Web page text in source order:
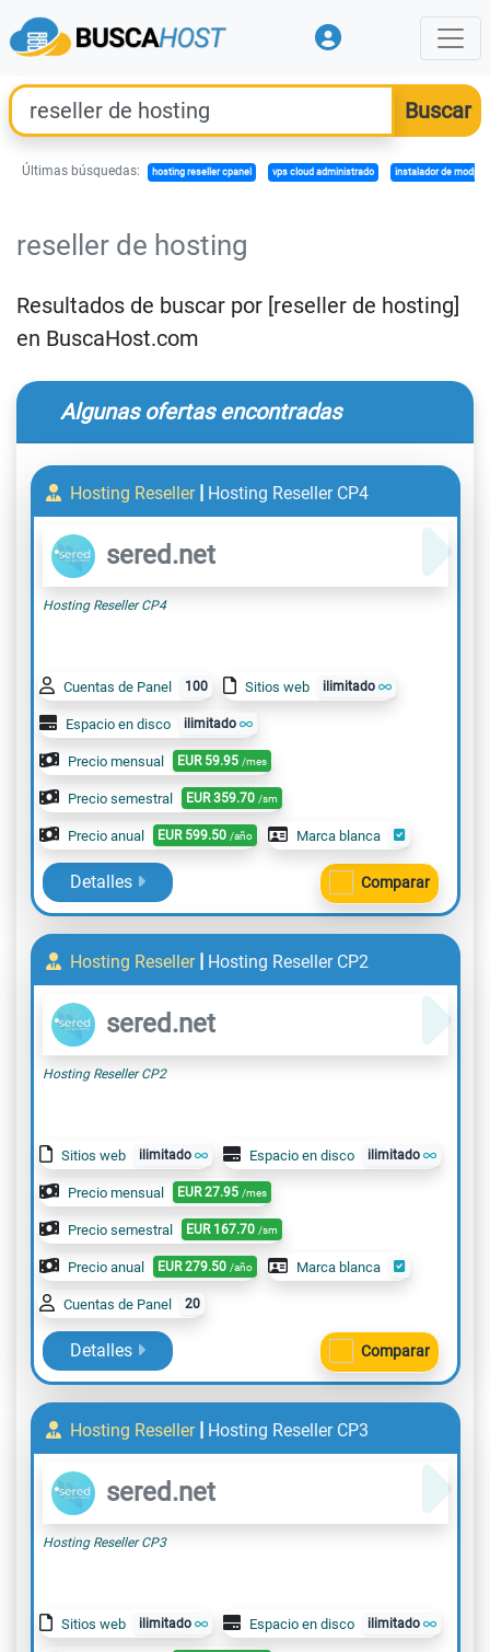
Últimas búsquedas: hosting reseller cpanel vps cloud administrado instalador de
reseller de hosting
Resultados de buscar por [reseller de hosting]
en BuscaHost.com
Algunas ofertas encontradas
Hosting Reseller | Hosting Reseller CP4
sered.net
Hosting Reseller CP4
Cuentas de Panel 100 Sitios web ilimitado
Espacio en disco ilimitado
Precio mensual EUR 59.95 /mes
Precio semestral EUR 359.70 /sm
Precio anual EUR 599.50 /año Marca blanca
Detalles Comparar
Hosting Reseller | Hosting Reseller CP2
sered.net
Hosting Reseller CP2
Sitios web ilimitado Espacio en disco ilimitado
Precio mensual EUR 27.95 /mes
Precio semestral EUR 167.70 /sm
Precio anual EUR 279.50 /año Marca blanca
Cuentas de Panel 20
Detalles Comparar
Hosting Reseller | Hosting Reseller CP3
sered.net
Hosting Reseller CP3
Sitios web ilimitado Espacio en disco ilimitado